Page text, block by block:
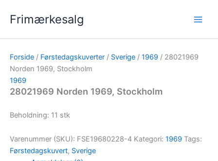
Frimærkesalg
Forside / Førstedagskuverter / Sverige / 1969 / 28021969
Norden 1969, Stockholm
1969
28021969 Norden 1969, Stockholm
Beholdning: 11 stk
Varenummer (SKU): FSE19680228-4 Kategori: 1969 Tags:
Førstedagskuvert, Sverige